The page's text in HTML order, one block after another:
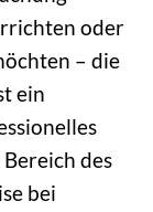
oder
– die
ein
des
bei